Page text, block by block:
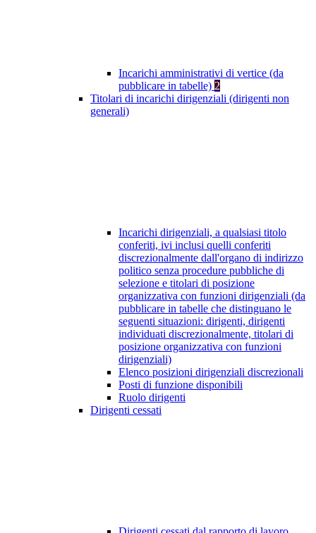
Incarichi amministrativi di vertice (da
pubblicare in tabelle) 2
Titolari di incarichi dirigenziali (dirigenti non
generali)
Incarichi dirigenziali, a qualsiasi titolo
conferiti, ivi inclusi quelli conferiti
discrezionalmente dall'organo di indirizzo
politico senza procedure pubbliche di
selezione e titolari di posizione
organizzativa con funzioni dirigenziali (da
pubblicare in tabelle che distinguano le
seguenti situazioni: dirigenti, dirigenti
individuati discrezionalmente, titolari di
posizione organizzativa con funzioni
dirigenziali)
Elenco posizioni dirigenziali discrezionali
Posti di funzione disponibili
Ruolo dirigenti
Dirigenti cessati